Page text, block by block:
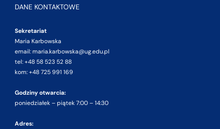
DANE KONTAKTOWE
Sekretariat
Maria Karbowska
email: maria.karbowska@ug.edu.pl
tel: +48 58 523 52 88
kom: +48 725 991 169
Godziny otwarcia:
poniedziałek – piątek 7:00 – 14:30
Adres: